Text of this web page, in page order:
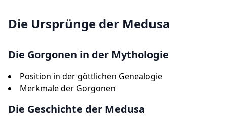
Die Ursprünge der Medusa
Die Gorgonen in der Mythologie
Position in der göttlichen Genealogie
Merkmale der Gorgonen
Die Geschichte der Medusa